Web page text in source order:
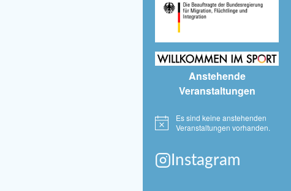
Anstehende
Veranstaltungen
Hinweis
Es sind keine anstehenden
Veranstaltungen vorhanden.
Instagram